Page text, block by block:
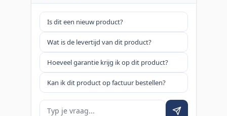
Is dit een nieuw product?
Wat is de levertijd van dit product?
Hoeveel garantie krijg ik op dit product?
Kan ik dit product op factuur bestellen?
Je vraag